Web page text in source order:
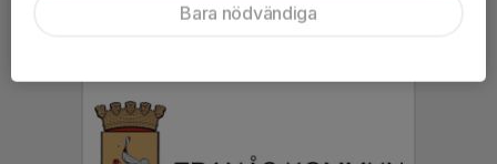
Bara nödvändiga